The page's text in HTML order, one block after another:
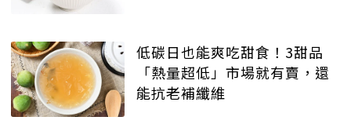
低碳日也能爽吃甜食！3甜品
「熱量超低」市場就有賣，還
能抗老補纖維